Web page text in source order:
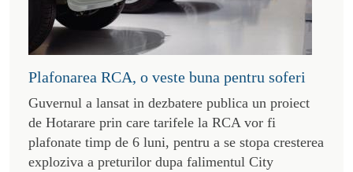
Plafonarea RCA, o veste buna pentru soferi
Guvernul a lansat in dezbatere publica un proiect
de Hotarare prin care tarifele la RCA vor fi
plafonate timp de 6 luni, pentru a se stopa cresterea
exploziva a preturilor dupa falimentul City